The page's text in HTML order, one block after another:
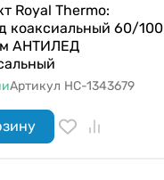
Royal Thermo:
коаксиальный 60/100
АНТИЛЕД
Артикул НС-1343679